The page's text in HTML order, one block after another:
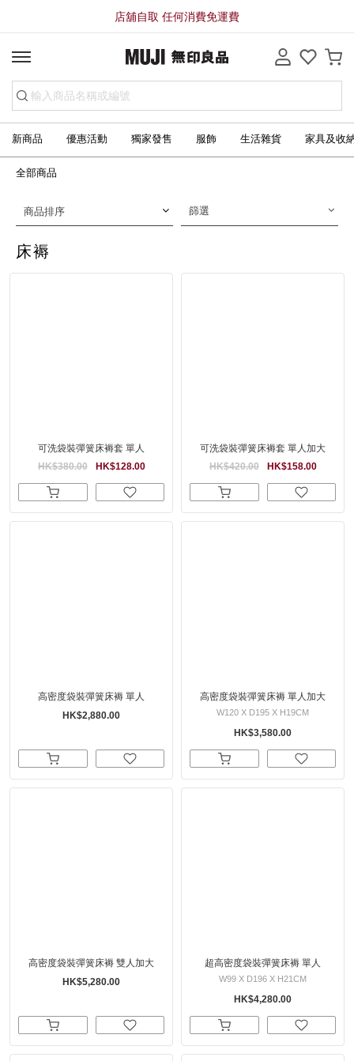
店舖自取 任何消費免運費
新商品 優惠活動 獨家發售 服飾 生活雜貨 家具及收
全部商品
床褥
商品排序 篩選
可洗袋裝彈簧床褥套 單人
HK$128.00
HK$380.00
可洗袋裝彈簧床褥套 單人加大
HK$158.00
HK$420.00
高密度袋裝彈簧床褥 單人
HK$2,880.00
高密度袋裝彈簧床褥 單人加大
W120 X D195 X H19CM
HK$3,580.00
高密度袋裝彈簧床褥 雙人加大
HK$5,280.00
超高密度袋裝彈簧床褥 單人
W99 X D196 X H21CM
HK$4,280.00